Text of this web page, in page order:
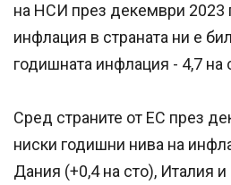
на НСИ през декември 2023
инфлация в страната ни е
годишната инфлация - 4,7 на
Сред страните от ЕС през
ниски годишни нива на
Дания (+0,4 на сто), Италия и